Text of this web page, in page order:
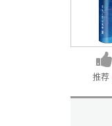
推荐